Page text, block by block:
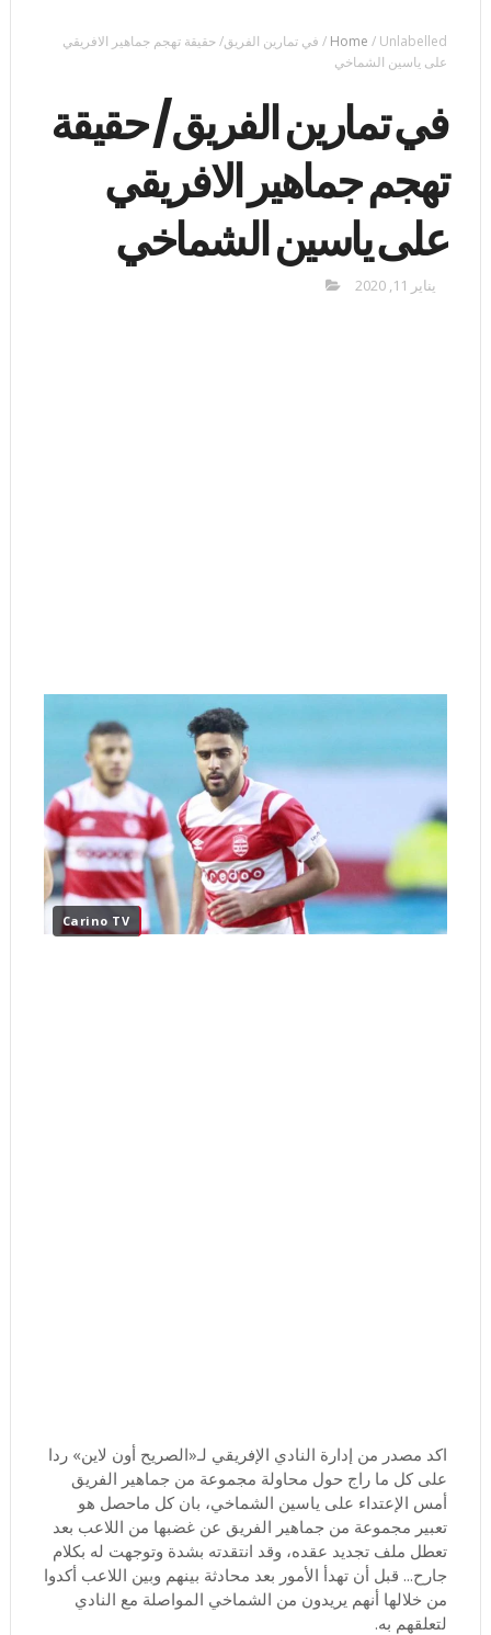
Home / Unlabelled
/ في تمارين الفريق/ حقيقة تهجم جماهير الافريقي
على ياسين الشماخي
في تمارين الفريق/ حقيقة
تهجم جماهير الافريقي
على ياسين الشماخي
يناير 11, 2020
Carino TV
اكد مصدر من إدارة النادي الإفريقي لـ«الصريح أون لاين» ردا
على كل ما راج حول محاولة مجموعة من جماهير الفريق
أمس الإعتداء على ياسين الشماخي، بان كل ماحصل هو
تعبير مجموعة من جماهير الفريق عن غضبها من اللاعب بعد
تعطل ملف تجديد عقده، وقد انتقدته بشدة وتوجهت له بكلام
جارح... قبل أن تهدأ الأمور بعد محادثة بينهم وبين اللاعب أكدوا
من خلالها أنهم يريدون من الشماخي المواصلة مع النادي
لتعلقهم به.